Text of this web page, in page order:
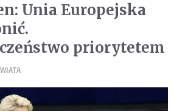
Unia Europejska
priorytetem